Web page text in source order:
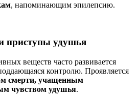
, напоминающим эпилепсию.
приступы удушья
веществ часто развивается
контролю. Проявляется
смерти, учащенным
чувством удушья.